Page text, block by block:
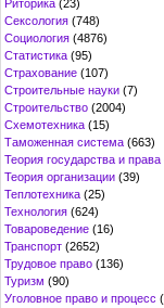
Риторика (23)
Сексология (748)
Социология (4876)
Статистика (95)
Страхование (107)
Строительные науки (7)
Строительство (2004)
Схемотехника (15)
Таможенная система (663)
Теория государства и права
Теория организации (39)
Теплотехника (25)
Технология (624)
Товароведение (16)
Транспорт (2652)
Трудовое право (136)
Туризм (90)
Уголовное право и процесс